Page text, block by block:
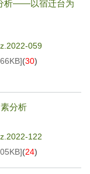
析——以宿迁台为
059
](30)
分析
122
](24)